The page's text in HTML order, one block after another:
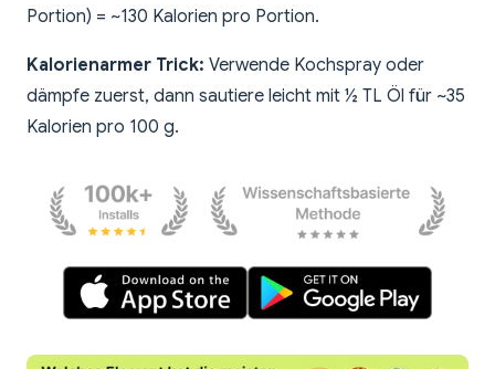
Portion) = ~130 Kalorien pro Portion.
Kalorienarmer Trick: Verwende Kochspray oder
dämpfe zuerst, dann sautiere leicht mit ½ TL Öl für ~35
Kalorien pro 100 g.